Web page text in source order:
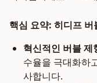
핵심 요약: 히디프
혁신적인 버블 제
수율을 극대화하
사합니다.